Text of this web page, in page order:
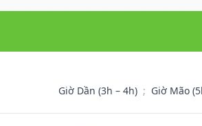
Giờ Dần (3h – 4h) ; Giờ Mão